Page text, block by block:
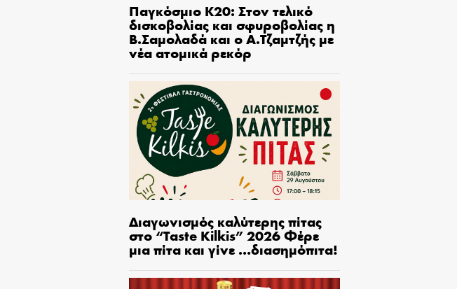
Παγκόσμιο Κ20: Στον τελικό
δισκοβολίας και σφυροβολίας η
Β.Σαμολαδά και ο Α.Τζαμτζής με
νέα ατομικά ρεκόρ
Διαγωνισμός καλύτερης πίτας
στο “Taste Kilkis” 2026 Φέρε
μια πίτα και γίνε …διασημόπιτα!